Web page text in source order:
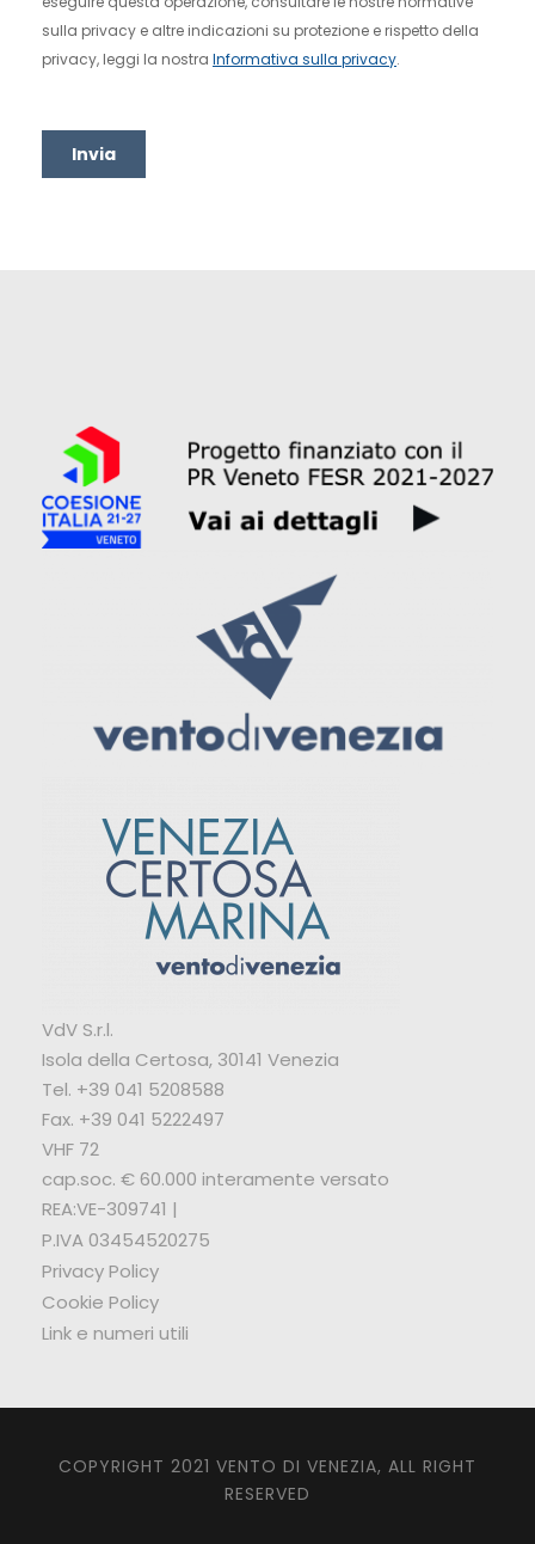
VdV S.r.l.
Isola della Certosa, 30141 Venezia
Tel. +39 041 5208588
Fax. +39 041 5222497
VHF 72
cap.soc. € 60.000 interamente versato
REA:VE-309741 |
P.IVA 03454520275
Privacy Policy
Cookie Policy
Link e numeri utili
COPYRIGHT 2021 VENTO DI VENEZIA, ALL RIGHT
RESERVED